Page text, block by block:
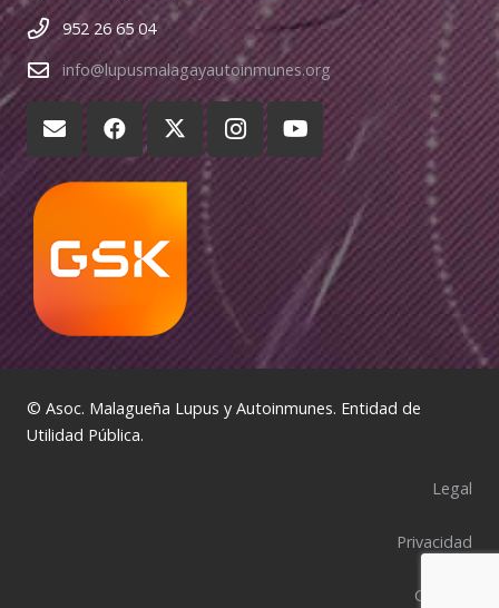
952 26 65 04
info@lupusmalagayautoinmunes.org
© Asoc. Malagueña Lupus y Autoinmunes. Entidad de
Utilidad Pública.
Legal
Privacidad
Cookies